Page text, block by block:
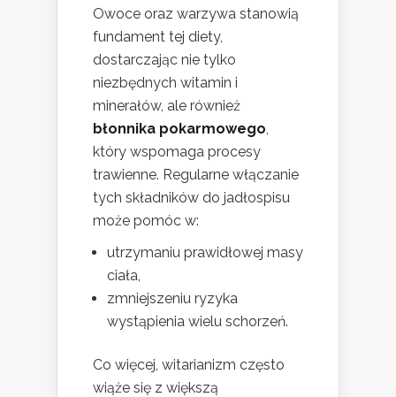
Owoce oraz warzywa stanowią
fundament tej diety,
dostarczając nie tylko
niezbędnych witamin i
minerałów, ale również
błonnika pokarmowego,
który wspomaga procesy
trawienne. Regularne włączanie
tych składników do jadłospisu
może pomóc w:
utrzymaniu prawidłowej masy
ciała,
zmniejszeniu ryzyka
wystąpienia wielu schorzeń.
Co więcej, witarianizm często
wiąże się z większą